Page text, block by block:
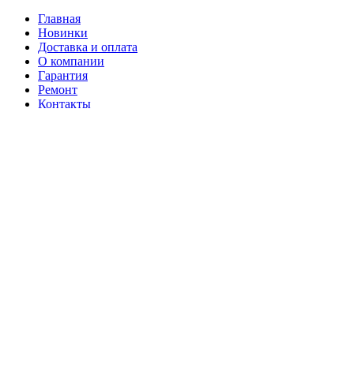
Главная
Новинки
Доставка и оплата
О компании
Гарантия
Ремонт
Контакты